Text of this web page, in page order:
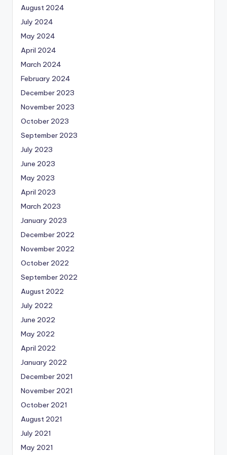
August 2024
July 2024
May 2024
April 2024
March 2024
February 2024
December 2023
November 2023
October 2023
September 2023
July 2023
June 2023
May 2023
April 2023
March 2023
January 2023
December 2022
November 2022
October 2022
September 2022
August 2022
July 2022
June 2022
May 2022
April 2022
January 2022
December 2021
November 2021
October 2021
August 2021
July 2021
May 2021